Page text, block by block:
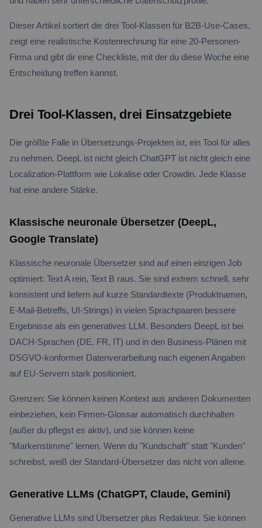
Dieser Artikel sortiert die drei Tool-Klassen für B2B-Use-Cases,
zeigt eine realistische Kostenrechnung für eine 20-Personen-
Firma und gibt dir eine Checkliste, mit der du diese Woche eine
Entscheidung treffen kannst.
Drei Tool-Klassen, drei Einsatzgebiete
Die größte Falle in Übersetzungs-Projekten ist, ein Tool für alles
zu nehmen. DeepL ist nicht gleich ChatGPT ist nicht gleich eine
Localization-Plattform wie Lokalise oder Crowdin. Jede Klasse
hat eine andere Stärke.
Klassische neuronale Übersetzer (DeepL,
Google Translate)
Klassische neuronale Übersetzer sind auf einen einzigen Job
optimiert: Text A rein, Text B raus. Sie sind extrem schnell, sehr
konsistent und liefern auf kurze Standardtexte (Produktnamen,
E-Mail-Betreffs, UI-Strings) in vielen Sprachpaaren bessere
Ergebnisse als ein generatives LLM. Besonders DeepL ist bei
DACH-Sprachen (DE, FR, IT) und in den Business-Plänen mit
DSGVO-konformer Datenverarbeitung nach eigenen Angaben
auf EU-Servern stark positioniert.
Grenzen: Sie können keinen Kontext aus anderen Dokumenten
einbeziehen, kein Firmen-Glossar automatisch durchhalten
(außer du pflegst es aktiv), und sie können keine
"Markenstimme" lernen. Wenn du "Kundschaft" statt "Kunden"
schreibst, weiß der Standard-Übersetzer das nicht von alleine.
Generative LLMs (ChatGPT, Claude, Gemini)
Generative LLMs sind Übersetzer plus Redakteur. Sie können